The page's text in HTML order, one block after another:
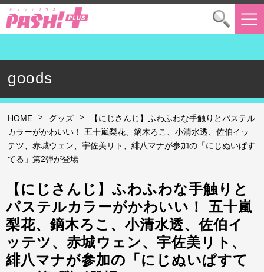
goods
HOME > グッズ >
【にじさんじ】ふわふわな手触りとパステル
カラーがかわいい！ 五十嵐梨花、鏑木ろこ、小清水透、佐伯イッ
テツ、赤城ウェン、宇佐美リト、緋八マナが参加の「にじぬいぱす
てる」第2弾が登場
【にじさんじ】ふわふわな手触りと
パステルカラーがかわいい！ 五十嵐
梨花、鏑木ろこ、小清水透、佐伯イ
ッテツ、赤城ウェン、宇佐美リト、
緋八マナが参加の「にじぬいぱすて